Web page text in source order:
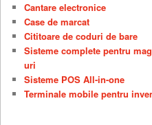
Cantare electronice
Case de marcat
Cititoare de coduri de bare
Sisteme complete pentru
uri
Sisteme POS All-in-one
Terminale mobile pentru